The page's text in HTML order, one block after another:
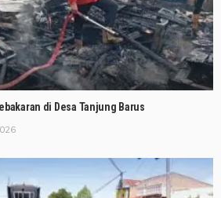
di Desa Tanjung Barus